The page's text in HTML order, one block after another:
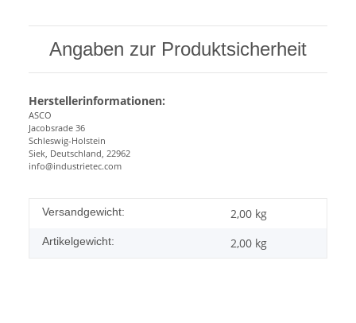
Angaben zur Produktsicherheit
Herstellerinformationen:
ASCO
Jacobsrade 36
Schleswig-Holstein
Siek, Deutschland, 22962
info@industrietec.com
Versandgewicht: 2,00 kg
Artikelgewicht: 2,00 kg